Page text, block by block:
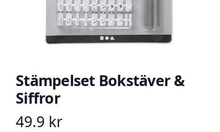
Stämpelset Bokstäver &
Siffror
Product information
49.9 kr